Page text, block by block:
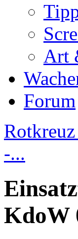
Art
Forum
-...
KdoW